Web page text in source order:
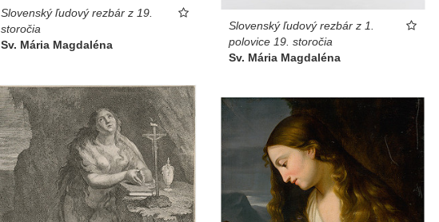
Slovenský ľudový rezbár z 19.
storočia
Sv. Mária Magdaléna
Slovenský ľudový rezbár z 1.
polovice 19. storočia
Sv. Mária Magdaléna